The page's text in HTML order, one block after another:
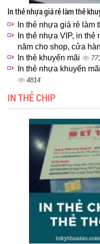
In thẻ nhựa giá rẻ làm thẻ
In thẻ nhựa giá rẻ làm
In thẻ nhựa VIP, in
năm cho shop, cửa
In thẻ khuyến mãi
In thẻ nhựa khuyến
4814
IN THẺ CHIP